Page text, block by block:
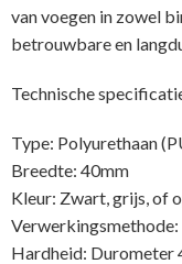
van voegen in zowel
betrouwbare en
Technische
Type: Polyurethaan
Breedte: 40mm
Kleur: Zwart, grijs, of
Hardheid: Durometer